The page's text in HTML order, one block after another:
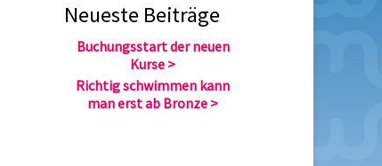
Neueste Beiträge
Buchungsstart der neuen
Kurse
Richtig schwimmen kann
man erst ab Bronze